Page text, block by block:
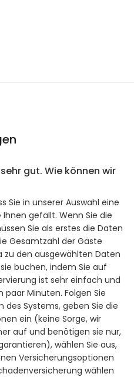
gut. Wie können wir
Sie in unserer Auswahl eine
gefällt. Wenn Sie die
Sie als erstes die Daten
Gesamtzahl der Gäste
zu den ausgewählten Daten
buchen, indem Sie auf
ist sehr einfach und
Minuten. Folgen Sie
Systems, geben Sie die
ein (keine Sorge, wir
auf und benötigen sie nur,
wählen Sie aus,
Versicherungsoptionen
wählen